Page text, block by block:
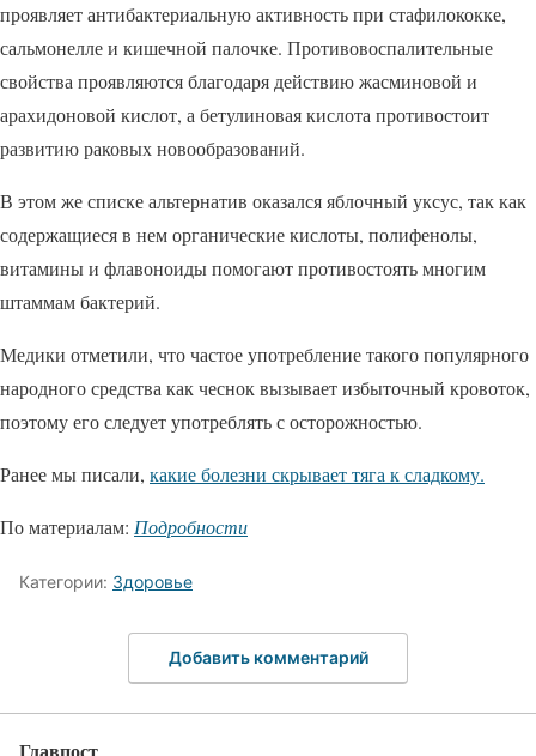
проявляет антибактериальную активность при стафилококке,
сальмонелле и кишечной палочке. Противовоспалительные
свойства проявляются благодаря действию жасминовой и
арахидоновой кислот, а бетулиновая кислота противостоит
развитию раковых новообразований.
В этом же списке альтернатив оказался яблочный уксус, так как
содержащиеся в нем органические кислоты, полифенолы,
витамины и флавоноиды помогают противостоять многим
штаммам бактерий.
Медики отметили, что частое употребление такого популярного
народного средства как чеснок вызывает избыточный кровоток,
поэтому его следует употреблять с осторожностью.
Ранее мы писали, какие болезни скрывает тяга к сладкому.
По материалам: Подробности
Категории: Здоровье
Добавить комментарий
Главпост